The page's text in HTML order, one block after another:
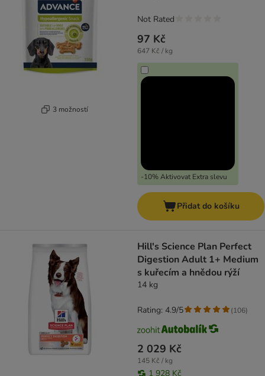
3 možností
97 Kč
647 Kč / kg
-10% Aktivovat Extra slevu
Not Rated
Přidat do košíku
Hill's Science Plan Perfect
Digestion Adult 1+ Medium
s kuřecím a hnědou rýží
14 kg
2 029 Kč
145 Kč / kg
1 928 Kč
Rating: 4.9/5 (106)